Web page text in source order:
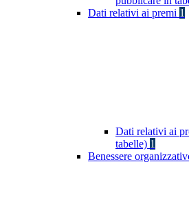
Dati relativi ai premi 1
Dati relativi ai
tabelle) 1
Benessere